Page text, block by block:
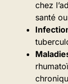
chez
santé